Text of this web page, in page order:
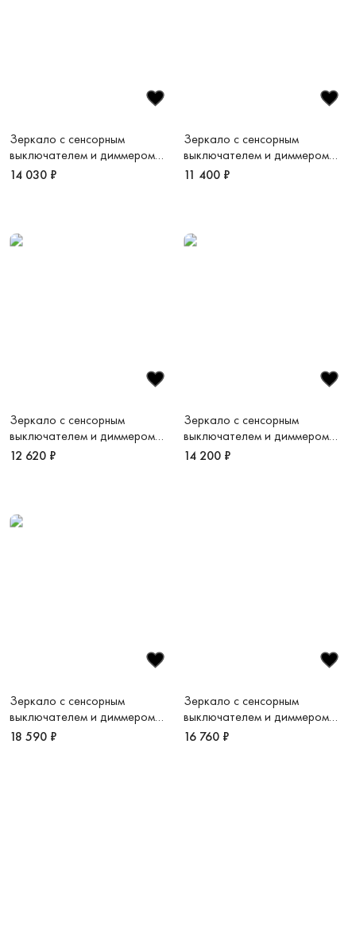
Зеркало c сенсорным
выключателем и диммером
600х800 LED VLM-3VC600B-
14 030 ₽
Зеркало c сенсорным
выключателем и диммером
800х600 LED VLM-3VC800B
11 400 ₽
Зеркало c сенсорным
выключателем и диммером
800х600 LED VLM-3VC800B-
12 620 ₽
Зеркало c сенсорным
выключателем и диммером
900х700 LED VLM-3VC900B
14 200 ₽
Зеркало c сенсорным
выключателем и диммером
1000х800 LED VLM-
18 590 ₽
Зеркало c сенсорным
выключателем и диммером
1000х800 LED VLM-3VC100B
16 760 ₽